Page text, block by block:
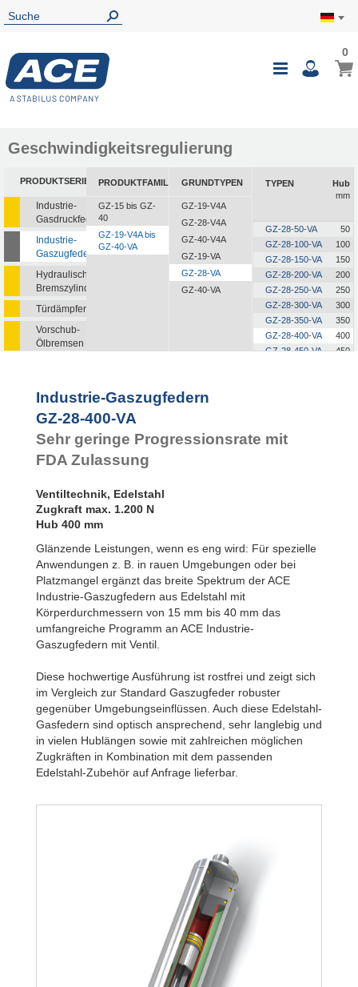
00
Geschwindigkeitsregulierung
PRODUKTSERIEN
Industrie-
Gasdruckfedern
Industrie-
Gaszugfedern
Hydraulische
Bremszylinder
Türdämpfer
Vorschub-
Ölbremsen
PRODUKTFAMILIEN
GZ-15 bis GZ-
40
GZ-19-V4A bis
GZ-40-VA
GRUNDTYPEN
GZ-19-V4A
GZ-28-V4A
GZ-40-V4A
GZ-19-VA
GZ-28-VA
GZ-40-VA
TYPEN
Hub
mm
GZ-28-50-VA
50
GZ-28-100-VA
100
GZ-28-150-VA
150
GZ-28-200-VA
200
GZ-28-250-VA
250
GZ-28-300-VA
300
GZ-28-350-VA
350
GZ-28-400-VA
400
GZ-28-450-VA
450
Industrie-Gaszugfedern
GZ-28-400-VA
Sehr geringe Progressionsrate mit
FDA Zulassung
Ventiltechnik, Edelstahl
Zugkraft max. 1.200 N
Hub 400 mm
Glänzende Leistungen, wenn es eng wird: Für spezielle
Anwendungen z. B. in rauen Umgebungen oder bei
Platzmangel ergänzt das breite Spektrum der ACE
Industrie-Gaszugfedern aus Edelstahl mit
Körperdurchmessern von 15 mm bis 40 mm das
umfangreiche Programm an ACE Industrie-
Gaszugfedern mit Ventil.
Diese hochwertige Ausführung ist rostfrei und zeigt sich
im Vergleich zur Standard Gaszugfeder robuster
gegenüber Umgebungseinflüssen. Auch diese Edelstahl-
Gasfedern sind optisch ansprechend, sehr langlebig und
in vielen Hublängen sowie mit zahlreichen möglichen
Zugkräften in Kombination mit dem passenden
Edelstahl-Zubehör auf Anfrage lieferbar.